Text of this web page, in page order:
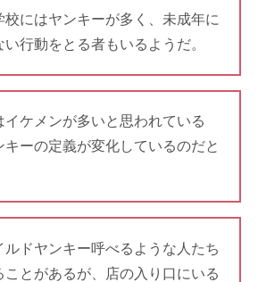
校にはヤンキーが多く、未成年に
行動をとる者もいるようだ。
イケメンが多いと思われている
キーの定義が変化しているのだと
ルドヤンキー呼べるような人たち
ことがあるが、店の入り口にいる